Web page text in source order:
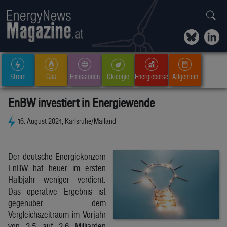
Strom Gas Emissionen Ökologie Energiebörse Allgemein
EnBW investiert in Energiewende
16. August 2024, Karlsruhe/Mailand
Der deutsche Energiekonzern
EnBW hat heuer im ersten
Halbjahr weniger verdient.
Das operative Ergebnis ist
gegenüber dem
Vergleichszeitraum im Vorjahr